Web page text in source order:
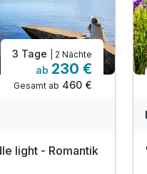
3 Tage | 2 Nächte
ab 230 €
Gesamt ab 460 €
light - Romantik